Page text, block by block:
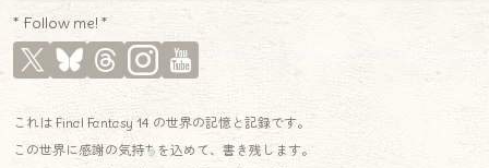
* Follow me! *
これは Final Fantasy 14 の世界の記憶と記録です。
この世界に感謝の気持ちを込めて、書き残します。